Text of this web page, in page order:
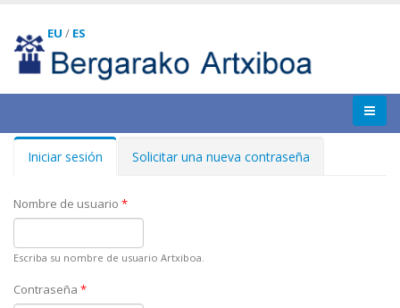
EU / ES
Solapas principales
Iniciar sesión (solapaSolicitar una nueva contraseña
Nombre de usuario *
Escriba su nombre de usuario Artxiboa.
Contraseña *